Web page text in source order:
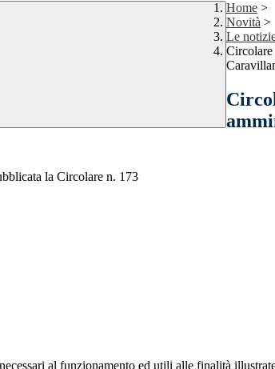
Home >
Novità >
Le
la Circolare n. 173
al funzionamento ed utili alle finalità